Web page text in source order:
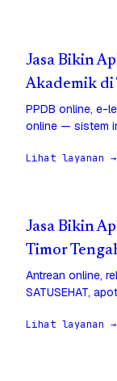
Jasa Bikin
Akademik di
PPDB online, e-
online — sistem
Lihat layanan →
Jasa Bikin
Timor
Antrean online,
SATUSEHAT,
Lihat layanan →